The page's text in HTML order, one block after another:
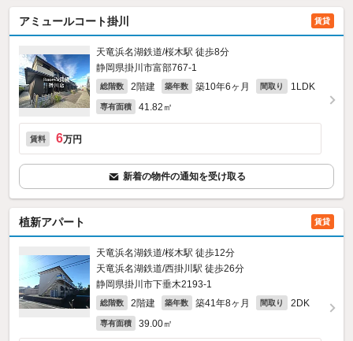
アミュールコート掛川 賃貸
天竜浜名湖鉄道/桜木駅 徒歩8分
静岡県掛川市富部767‐1
総階数 2階建 築年数 築10年6ヶ月 間取り 1LDK
専有面積 41.82㎡
賃料 6万円
新着の物件の通知を受け取る
植新アパート 賃貸
天竜浜名湖鉄道/桜木駅 徒歩12分
天竜浜名湖鉄道/西掛川駅 徒歩26分
静岡県掛川市下垂木2193‐1
総階数 2階建 築年数 築41年8ヶ月 間取り 2DK
専有面積 39.00㎡